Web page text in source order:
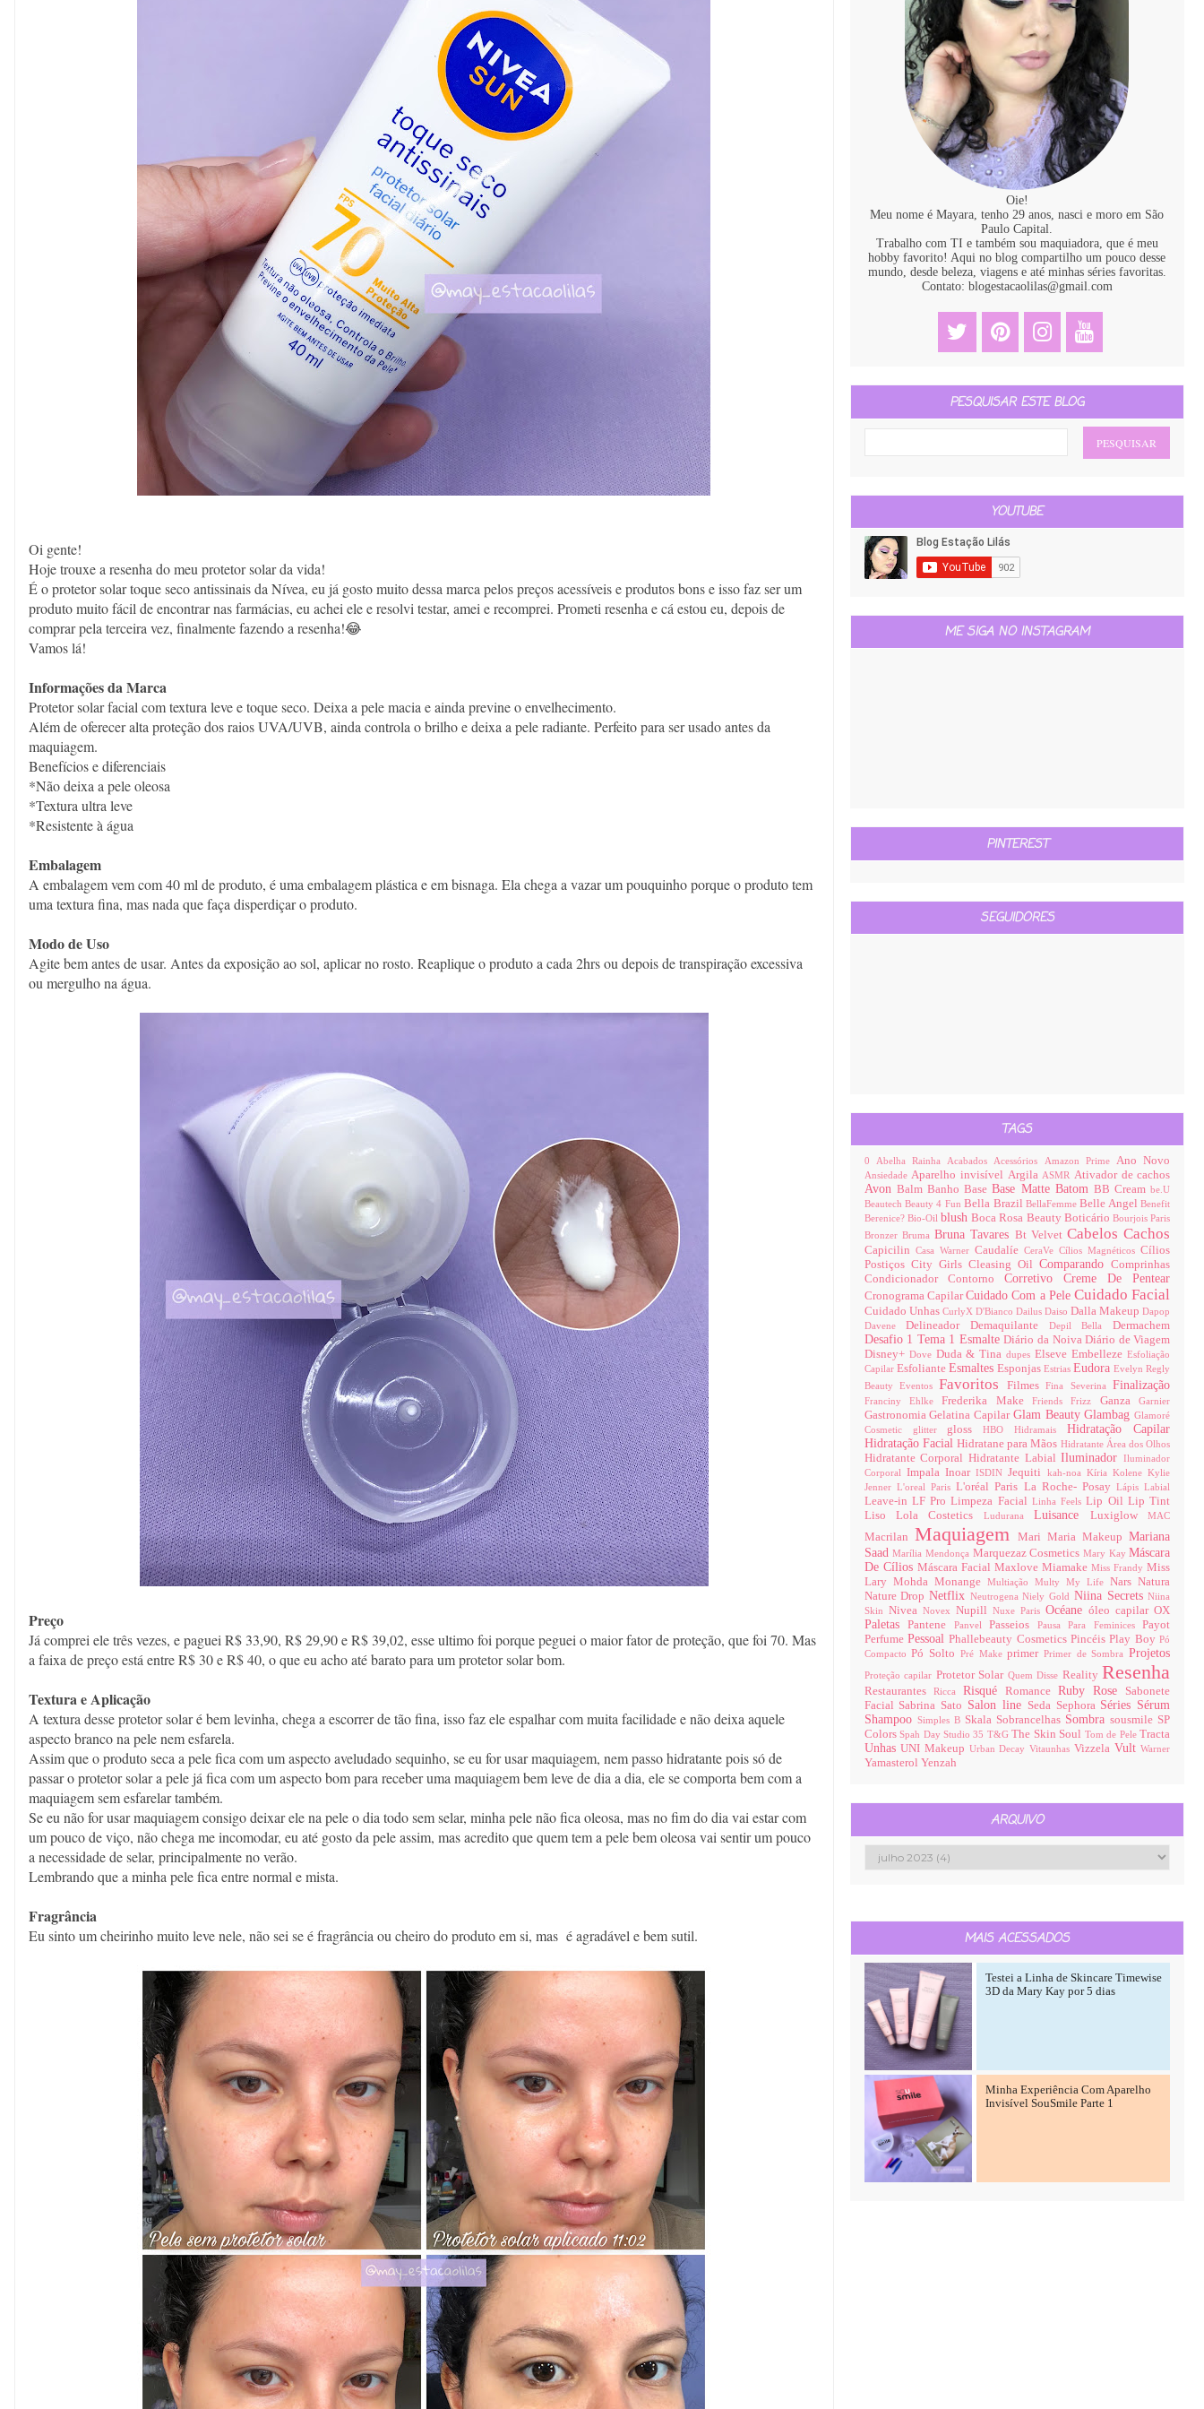
Oi gente!
Hoje trouxe a resenha do meu protetor solar da vida!
É o protetor solar toque seco antissinais da Nívea, eu já gosto muito dessa marca pelos preços acessíveis e produtos bons e isso faz ser um
produto muito fácil de encontrar nas farmácias, eu achei ele e resolvi testar, amei e recomprei. Prometi resenha e cá estou eu, depois de
comprar pela terceira vez, finalmente fazendo a resenha!😂
Vamos lá!
Informações da Marca
Protetor solar facial com textura leve e toque seco. Deixa a pele macia e ainda previne o envelhecimento.
Além de oferecer alta proteção dos raios UVA/UVB, ainda controla o brilho e deixa a pele radiante. Perfeito para ser usado antes da
maquiagem.
Benefícios e diferenciais
*Não deixa a pele oleosa
*Textura ultra leve
*Resistente à água
Embalagem
A embalagem vem com 40 ml de produto, é uma embalagem plástica e em bisnaga. Ela chega a vazar um pouquinho porque o produto tem
uma textura fina, mas nada que faça disperdiçar o produto.
Modo de Uso
Agite bem antes de usar. Antes da exposição ao sol, aplicar no rosto. Reaplique o produto a cada 2hrs ou depois de transpiração excessiva
ou mergulho na água.
Preço
Já comprei ele três vezes, e paguei R$ 33,90, R$ 29,90 e R$ 39,02, esse ultimo foi porque peguei o maior fator de proteção, que foi 70. Mas
a faixa de preço está entre R$ 30 e R$ 40, o que eu acho até barato para um protetor solar bom.
Textura e Aplicação
A textura desse protetor solar é bem levinha, chega a escorrer de tão fina, isso faz ele espalhar com muita facilidade e não deixa aquele
aspecto branco na pele nem esfarela.
Assim que o produto seca a pele fica com um aspecto aveludado sequinho, se eu for usar maquiagem, nem passo hidratante pois só de
passar o protetor solar a pele já fica com um aspecto bom para receber uma maquiagem bem leve de dia a dia, ele se comporta bem com a
maquiagem sem esfarelar também.
Se eu não for usar maquiagem consigo deixar ele na pele o dia todo sem selar, minha pele não fica oleosa, mas no fim do dia vai estar com
um pouco de viço, não chega me incomodar, eu até gosto da pele assim, mas acredito que quem tem a pele bem oleosa vai sentir um pouco
a necessidade de selar, principalmente no verão.
Lembrando que a minha pele fica entre normal e mista.
Fragrância
Eu sinto um cheirinho muito leve nele, não sei se é fragrância ou cheiro do produto em si, mas é agradável e bem sutil.
Oie!
Meu nome é Mayara, tenho 29 anos, nasci e moro em São
Paulo Capital.
Trabalho com TI e também sou maquiadora, que é meu
hobby favorito! Aqui no blog compartilho um pouco desse
mundo, desde beleza, viagens e até minhas séries favoritas.
Contato: blogestacaolilas@gmail.com
PESQUISAR ESTE BLOG
YOUTUBE
ME SIGA NO INSTAGRAM
PINTEREST
SEGUIDORES
TAGS
0 Abelha RainhaAcabadosAcessórios Amazon PrimeAno Novo
AnsiedadeAparelho invisível ArgilaASMR Ativador de cachos
Avon Balm BanhoBaseBase Matte Batom BB Creambe.U
Beautech Beauty 4 FunBella BrazilBellaFemmeBelle AngelBenefit
Berenice? Bio-Oil blushBoca Rosa Beauty BoticárioBourjois Paris
Bronzer BrumaBruna Tavares Bt Velvet CabelosCachos
Capicilin Casa Warner Caudalíe CeraVeCílios MagnéticosCílios
Postiços City Girls Cleasing OilComparandoComprinhas
Condicionador Contorno Corretivo Creme De Pentear
Cronograma CapilarCuidado Com a Pele Cuidado Facial
Cuidado Unhas CurlyX D'Bianco Dailus DaisoDalla MakeupDapop
DaveneDelineadorDemaquilante Depil BellaDermachem
Desafio 1 Tema 1 EsmalteDiário da NoivaDiário de Viagem
Disney+ Dove Duda & TinadupesElseveEmbellezeEsfoliação
Capilar Esfoliante Esmaltes Esponjas EstriasEudoraEvelyn Regly
BeautyEventosFavoritos FilmesFina SeverinaFinalização
Franciny EhlkeFrederika MakeFriendsFrizz GanzaGarnier
GastronomiaGelatina Capilar Glam BeautyGlambagGlamoré
Cosmetic glitter glossHBOHidramaisHidratação Capilar
Hidratação Facial Hidratane para Mãos Hidratante Área dos Olhos
Hidratante CorporalHidratante LabialIluminadorIluminador
Corporal Impala InoarISDINJequiti kah-noa KíriaKoleneKylie
Jenner L'oreal ParisL'oréal Paris La Roche- PosayLápis Labial
Leave-in LF ProLimpeza Facial Linha FeelsLip Oil Lip Tint
LisoLola Costetics LuduranaLuisance LuxiglowMAC
Macrilan MaquiagemMari Maria MakeupMariana
SaadMarília Mendonça Marquezaz Cosmetics Mary KayMáscara
De Cílios Máscara Facial Maxlove MiamakeMiss FrandyMiss
Lary Mohda Monange Multiação Multy My LifeNarsNatura
Nature Drop Netflix NeutrogenaNiely Gold Niina SecretsNiina
Skin Nivea Novex Nupill Nuxe ParisOcéaneóleo capilarOX
PaletasPantene PanvelPasseios Pausa Para FeminicesPayot
Perfume PessoalPhallebeauty CosmeticsPincéisPlay BoyPó
CompactoPó Solto Pré Makeprimer Primer de SombraProjetos
Proteção capilar Protetor Solar Quem Disse Reality Resenha
Restaurantes Ricca Risqué RomanceRuby Rose Sabonete
Facial Sabrina Sato Salon line Seda Sephora Séries Sérum
Shampoo Simples B Skala Sobrancelhas Sombrasousmile SP
ColorsSpah Day Studio 35 T&GThe Skin Soul Tom de PeleTracta
UnhasUNI Makeup Urban DecayVitaunhas Vizzela VultWarner
Yamasterol Yenzah
ARQUIVO
MAIS ACESSADOS
Testei a Linha de Skincare Timewise
3D da Mary Kay por 5 dias
Minha Experiência Com Aparelho
Invisível SouSmile Parte 1